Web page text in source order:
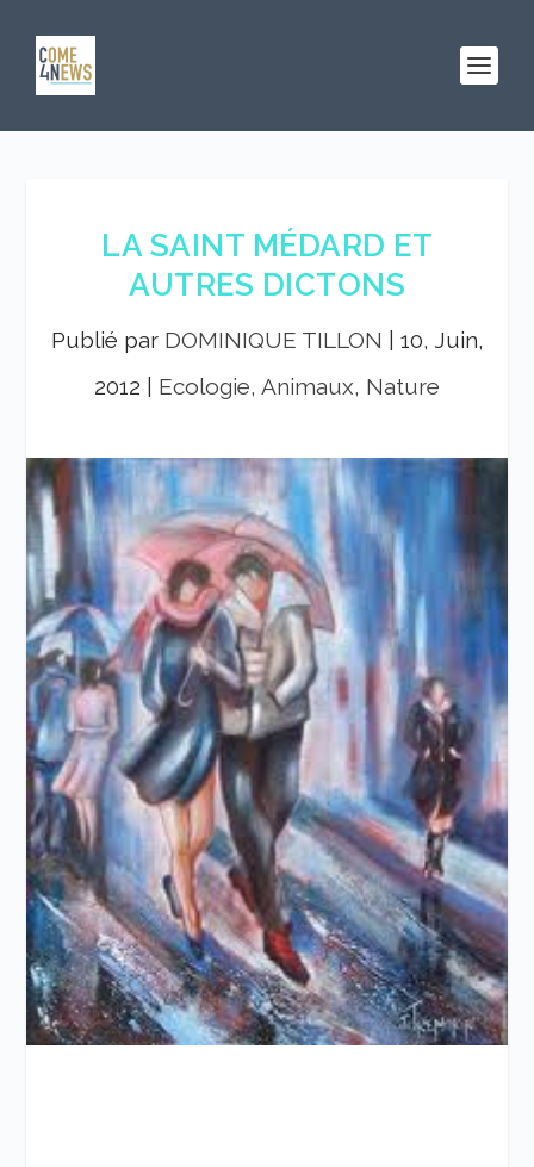
LA SAINT MÉDARD ET
AUTRES DICTONS
Publié par DOMINIQUE TILLON
10, Juin,
2012
Ecologie, Animaux, Nature